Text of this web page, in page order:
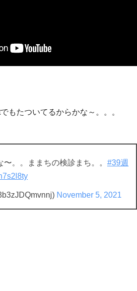
もたついてるからかな～。。。
〜。。ままちの検診まち。。 #39週
November 5, 2021